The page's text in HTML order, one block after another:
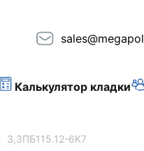
Калькулятор кладки
3,3ПБ115.12-6К7